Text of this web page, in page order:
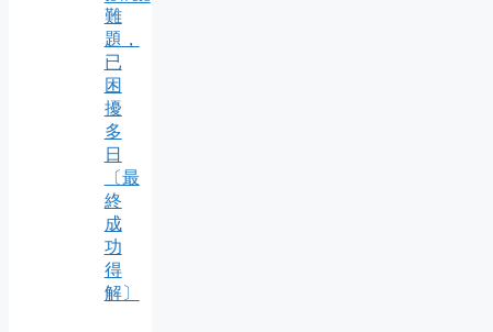
難
題，
已
困
擾
多
日
〔最
終
成
功
得
解〕